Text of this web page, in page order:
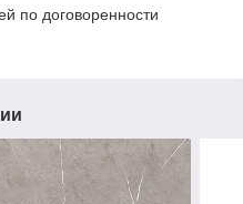
по договоренности